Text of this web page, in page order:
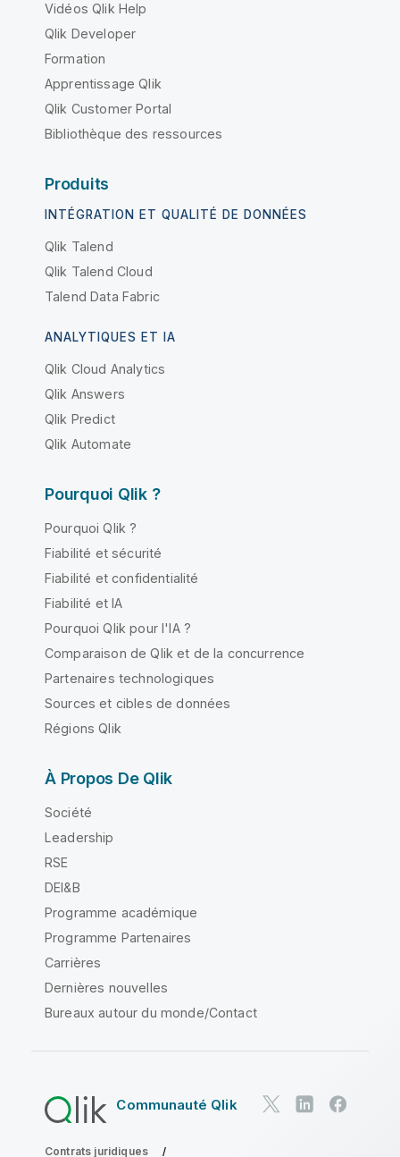
Vidéos Qlik Help
Qlik Developer
Formation
Apprentissage Qlik
Qlik Customer Portal
Bibliothèque des ressources
Produits
INTÉGRATION ET QUALITÉ DE DONNÉES
Qlik Talend
Qlik Talend Cloud
Talend Data Fabric
ANALYTIQUES ET IA
Qlik Cloud Analytics
Qlik Answers
Qlik Predict
Qlik Automate
Pourquoi Qlik ?
Pourquoi Qlik ?
Fiabilité et sécurité
Fiabilité et confidentialité
Fiabilité et IA
Pourquoi Qlik pour l'IA ?
Comparaison de Qlik et de la concurrence
Partenaires technologiques
Sources et cibles de données
Régions Qlik
À Propos De Qlik
Société
Leadership
RSE
DEI&B
Programme académique
Programme Partenaires
Carrières
Dernières nouvelles
Bureaux autour du monde/Contact
Communauté Qlik
Contrats juridiques